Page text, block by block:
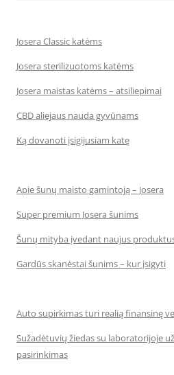
Josera Classic katėms
Josera sterilizuotoms katėms
Josera maistas katėms – atsiliepimai
CBD aliejaus nauda gyvūnams
Ką dovanoti įsigijusiam katę
Apie šunų maisto gamintoją – Josera
Super premium Josera šunims
Šunų mityba įvedant naujus
Gardūs skanėstai šunims – kur įsigyti
Auto supirkimas turi realią finansinę
Sužadėtuvių žiedas su laboratorijoje
pasirinkimas